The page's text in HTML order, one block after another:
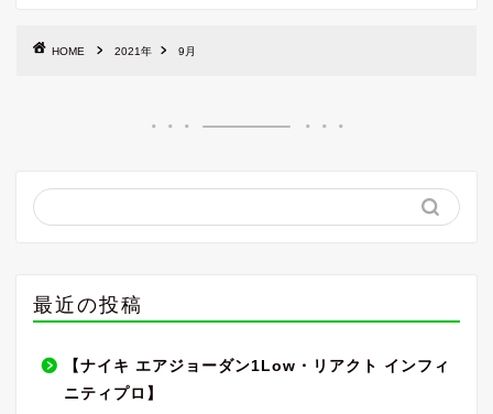
HOME 2021年 9月
最近の投稿
【ナイキ エアジョーダン1Low・リアクト インフィ
ニティプロ】